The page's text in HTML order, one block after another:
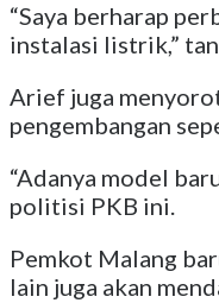
“Saya berharap
instalasi listrik,”
Arief juga
pengembangan
“Adanya model
politisi PKB ini.
Pemkot Malang
lain juga akan